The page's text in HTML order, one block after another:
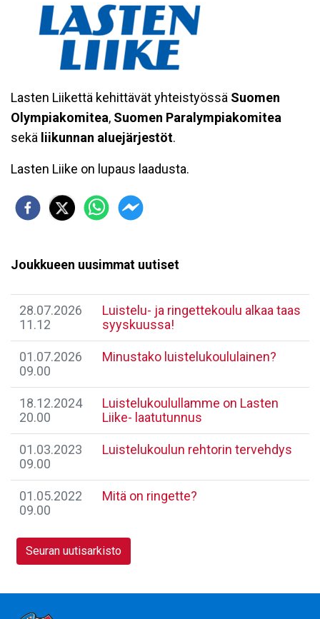
Lasten Liikettä kehittävät yhteistyössä Suomen
Olympiakomitea, Suomen Paralympiakomitea
sekä liikunnan aluejärjestöt.
Lasten Liike on lupaus laadusta.
Joukkueen uusimmat uutiset
28.07.2026
11.12
Luistelu- ja ringettekoulu alkaa taas
syyskuussa!
01.07.2026
09.00
Minustako luistelukoululainen?
18.12.2024
20.00
Luistelukoulullamme on Lasten
Liike- laatutunnus
01.03.2023
09.00
Luistelukoulun rehtorin tervehdys
01.05.2022
09.00
Mitä on ringette?
Seuran uutisarkisto